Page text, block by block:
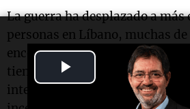
La guerra ha desplazado a
personas en Líbano, muchas
encontrado refugio en
tiendas. Al llegar a su nuevo
intentó conseguir ayuda, pero